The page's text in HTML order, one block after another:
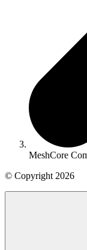
MeshCore
© Copyright 2026